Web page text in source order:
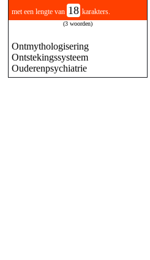
met een lengte van 18 karakters.
(3 woorden)
Ontmythologisering
Ontstekingssysteem
Ouderenpsychiatrie